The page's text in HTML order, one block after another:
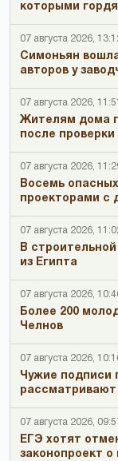
которыми
07 августа 2026,
Симоньян
авторов у
07 августа 2026, 11:51
Жителям дома
после
07 августа 2026,
Восемь
проекторами с
07 августа 2026,
В
из Египта
07 августа 2026,
Более 200
Челнов
07 августа 2026,
Чужие подписи
рассматривают
07 августа 2026,
ЕГЭ хотят
законопроект